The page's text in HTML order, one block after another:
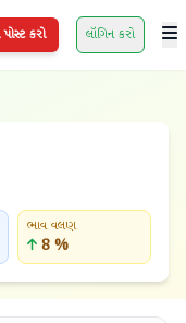
કરો લૉગિન કરો
ભાવ વલણ
8 %